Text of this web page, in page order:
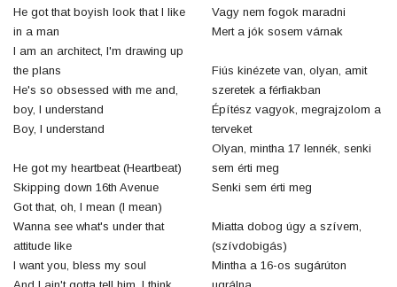
He got that boyish look that I like
in a man
I am an architect, I'm drawing up
the plans
He's so obsessed with me and,
boy, I understand
Boy, I understand
He got my heartbeat (Heartbeat)
Skipping down 16th Avenue
Got that, oh, I mean (I mean)
Wanna see what's under that
attitude like
I want you, bless my soul
Vagy nem fogok maradni
Mert a jók sosem várnak
Fiús kinézete van, olyan, amit
szeretek a férfiakban
Építész vagyok, megrajzolom a
terveket
Olyan, mintha 17 lennék, senki
sem érti meg
Senki sem érti meg
Miatta dobog úgy a szívem,
(szívdobigás)
Mintha a 16-os sugárúton